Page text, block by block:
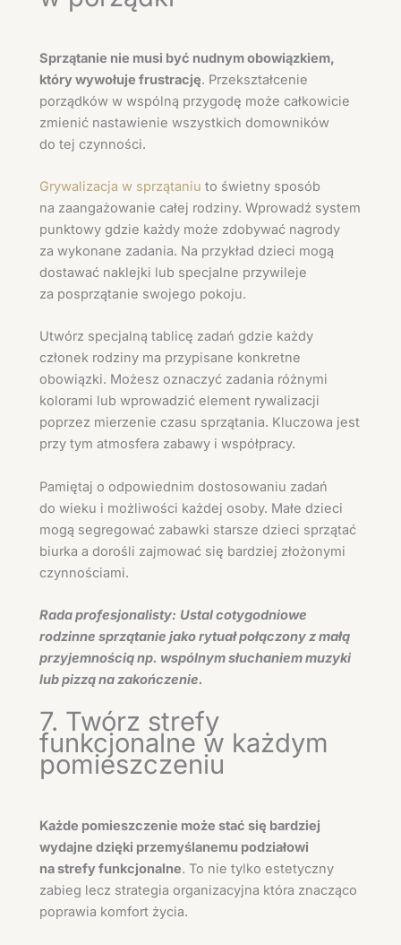
Sprzątanie nie musi być nudnym obowiązkiem,
który wywołuje frustrację. Przekształcenie
porządków w wspólną przygodę może całkowicie
zmienić nastawienie wszystkich domowników
do tej czynności.
Grywalizacja w sprzątaniu to świetny sposób
na zaangażowanie całej rodziny. Wprowadź system
punktowy gdzie każdy może zdobywać nagrody
za wykonane zadania. Na przykład dzieci mogą
dostawać naklejki lub specjalne przywileje
za posprzątanie swojego pokoju.
Utwórz specjalną tablicę zadań gdzie każdy
członek rodziny ma przypisane konkretne
obowiązki. Możesz oznaczyć zadania różnymi
kolorami lub wprowadzić element rywalizacji
poprzez mierzenie czasu sprzątania. Kluczowa jest
przy tym atmosfera zabawy i współpracy.
Pamiętaj o odpowiednim dostosowaniu zadań
do wieku i możliwości każdej osoby. Małe dzieci
mogą segregować zabawki starsze dzieci sprzątać
biurka a dorośli zajmować się bardziej złożonymi
czynnościami.
Rada profesjonalisty: Ustal cotygodniowe
rodzinne sprzątanie jako rytuał połączony z małą
przyjemnością np. wspólnym słuchaniem muzyki
lub pizzą na zakończenie.
7. Twórz strefy
funkcjonalne w każdym
pomieszczeniu
Każde pomieszczenie może stać się bardziej
wydajne dzięki przemyślanemu podziałowi
na strefy funkcjonalne. To nie tylko estetyczny
zabieg lecz strategia organizacyjna która znacząco
poprawia komfort życia.